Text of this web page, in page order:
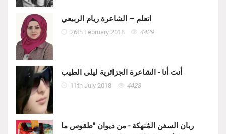
اتعلم – الشاعرة ريام الربيعي
26th February 2018 4429
أنتَ أنا - الشاعرة الجزائرية ليلى الطيب
11th July 2018 4428
ربان السفن المُنهكة - من ديوان "طقوس ما